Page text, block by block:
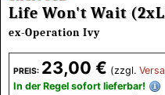
PREIS: 23,00 € (zzgl.
In der Regel sofort lieferbar!
Life Won't Wait
ex-Operation Ivy